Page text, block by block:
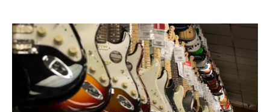
As
7
Melhores
Guitarras
Para